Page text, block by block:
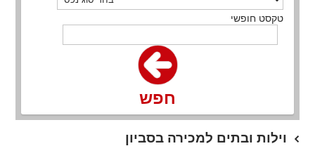
טקסט חופשי
חפש
וילות ובתים למכירה בסביון